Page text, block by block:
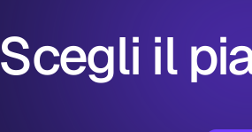
Scegli il